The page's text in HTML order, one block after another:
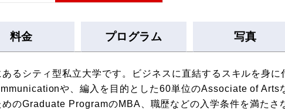
料金 プログラム 写真
るシティ型私立大学です。ビジネスに直結するスキルを身
や、編入を目的とした60単位のAssociate of Arts
めのGraduate ProgramのMBA、職歴などの入学条件を満た